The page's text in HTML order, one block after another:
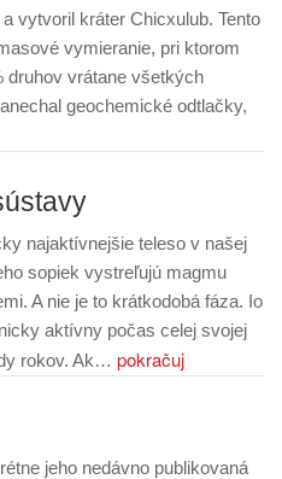
vytvoril kráter Chicxulub. Tento
vymieranie, pri ktorom
druhov vrátane všetkých
geochemické odtlačky,
najaktívnejšie teleso v našej
sopiek vystreľujú magmu
A nie je to krátkodobá fáza. Io
aktívny počas celej svojej
rokov. Ak… pokračuj
jeho nedávno publikovaná